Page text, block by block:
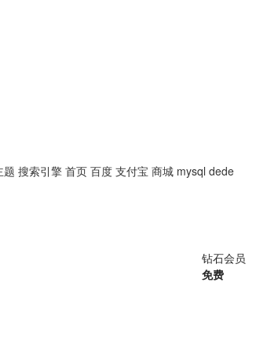
题 搜索引擎 首页 百度 支付宝 商城 mysql dede
钻石会员
免费